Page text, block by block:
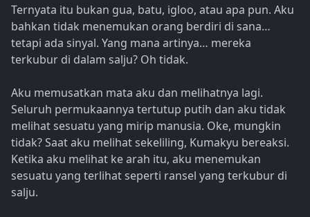
Ternyata itu bukan gua, batu, igloo, atau apa pun. Aku
bahkan tidak menemukan orang berdiri di sana…
tetapi ada sinyal. Yang mana artinya… mereka
terkubur di dalam salju? Oh tidak.
Aku memusatkan mata aku dan melihatnya lagi.
Seluruh permukaannya tertutup putih dan aku tidak
melihat sesuatu yang mirip manusia. Oke, mungkin
tidak? Saat aku melihat sekeliling, Kumakyu bereaksi.
Ketika aku melihat ke arah itu, aku menemukan
sesuatu yang terlihat seperti ransel yang terkubur di
salju.